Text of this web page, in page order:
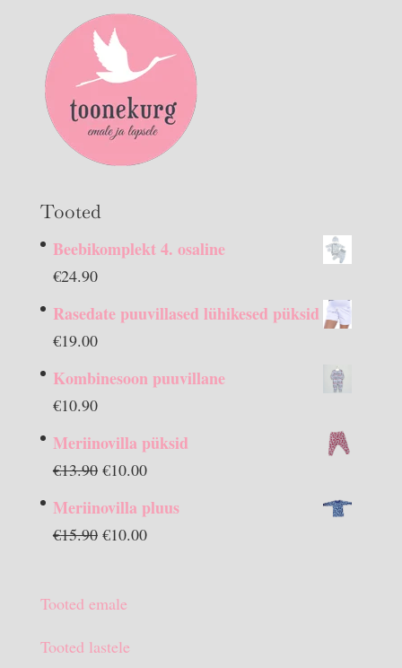
Tooted
Beebikomplekt 4. osaline
€24.90
Rasedate puuvillased lühikesed püksid
€19.00
Kombinesoon puuvillane
€10.90
Meriinovilla püksid
€13.90 Algne
€10.00Praegune
on:
Meriinovilla pluus
€15.90 Algne
€15.90.
€10.00Praegune
Tooted emale
Tooted lastele